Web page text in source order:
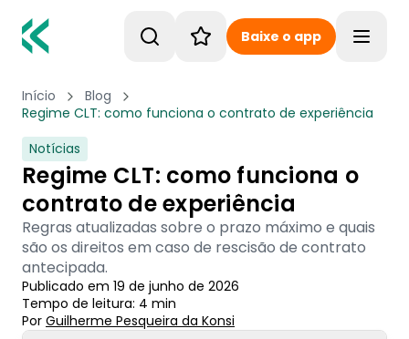
Baixe o app
Início
Blog
Regime CLT: como funciona o contrato de experiência
Notícias
Regime CLT: como funciona o
contrato de experiência
Regras atualizadas sobre o prazo máximo e quais
são os direitos em caso de rescisão de contrato
antecipada.
Publicado em 19 de junho de 2026
Tempo de leitura: 4 min
Por Guilherme Pesqueira da Konsi